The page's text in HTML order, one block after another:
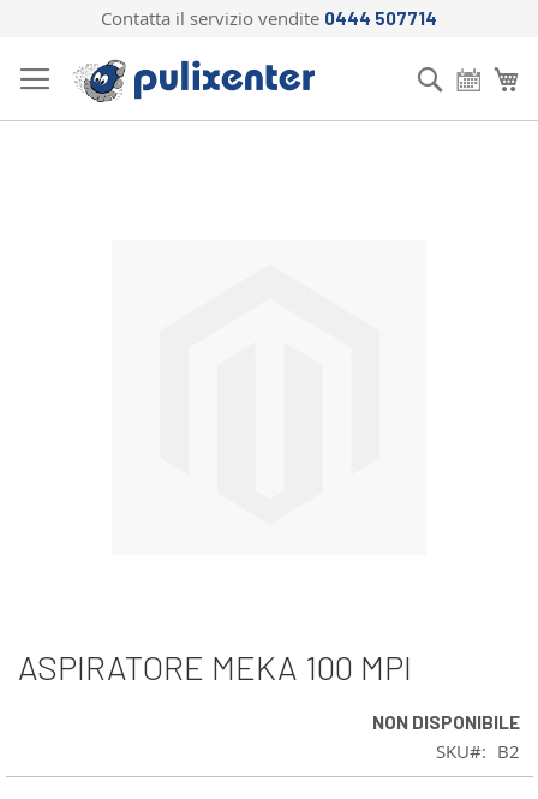
Contatta il servizio vendite 0444 507714
al
contenuto
Cerca
ASPIRATORE MEKA 100 MPI
NON DISPONIBILE
SKU B2
Vai
all'inizio
immagini